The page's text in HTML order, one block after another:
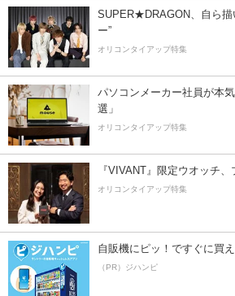
SUPER★DRAGON、自ら描
ー”
オリコンタイアップ特集
パソコンメーカー社員が本
選」
オリコンタイアップ特集
『VIVANT』限定ウオッチ
オリコンタイアップ特集
自販機にピッ！ですぐに買
（PR）ジハンピ